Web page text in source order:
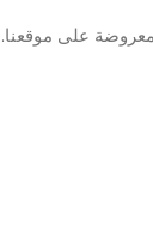
على موقعنا.